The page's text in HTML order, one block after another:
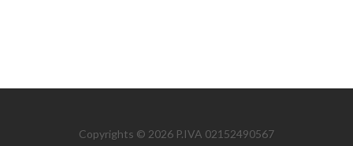
Copyrights © 2026 P.IVA 02152490567